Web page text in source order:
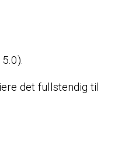
det fullstendig til